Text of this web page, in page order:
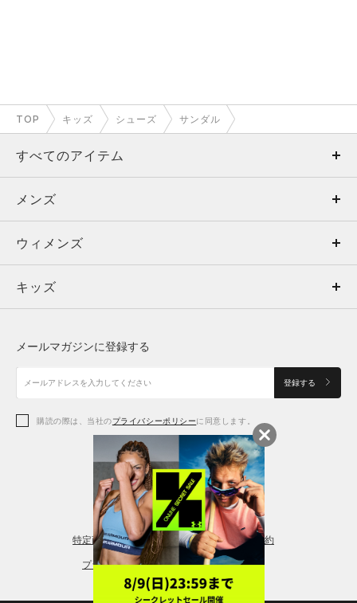
TOP キッズ シューズ サンダル
すべてのアイテム
メンズ
ウィメンズ
キッズ
アクセサリー
メンズ
トップス
ボトムス
アクセサリー
ウィメンズ
トップス
シューズ
アクセサリー
レギンス＆タイツ
キッズ
シューズ
メールマガジンに登録する
登録する
購読の際は、当社のプライバシーポリシーに同意します。
特定商取引法に基づく通販の表記 会員規約
プライバシーポリシー